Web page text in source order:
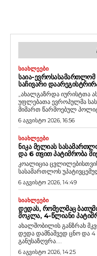
ᲡᲘᲐᲮᲚᲔᲔᲑᲘ
ᲡᲐᲘᲐ-
ᲡᲐᲩᲘᲕᲐᲠᲘ
„ახალგაზრდა იურისტთა
უფლებათა ევროპულმა
მიმართ წარმოებულ
6 აგვისტო 2026, 16:56
ᲡᲘᲐᲮᲚᲔᲔᲑᲘ
ᲜᲘᲙᲐ ᲛᲔᲚᲘᲐᲡ
ᲓᲐ 6 ᲗᲕᲘᲗ ᲞᲐᲢᲘᲛᲠᲝᲑᲐ
კოალიცია
სასამართლოს
6 აგვისტო 2026, 14:49
ᲡᲘᲐᲮᲚᲔᲔᲑᲘ
ᲓᲔᲓᲐᲡ, ᲠᲝᲛᲔᲚᲛᲐᲪ
ᲛᲝᲙᲚᲐ, 4-ᲬᲚᲘᲐᲜᲘ
ახალშობილის განზრახ
დედა დამნაშვედ ცნო და
განუსაზღვრა....
6 აგვისტო 2026, 14:25